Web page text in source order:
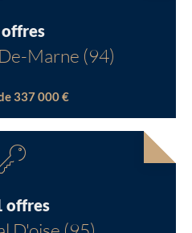
Marne (94)
337 000 €
offres